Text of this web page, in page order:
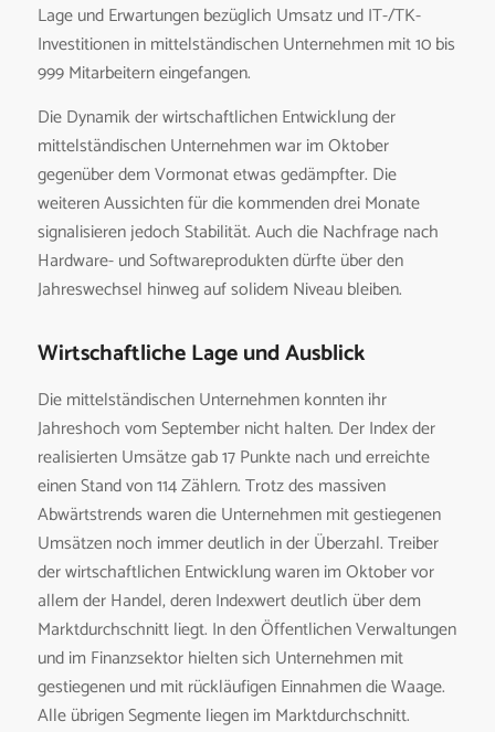
Lage und Erwartungen bezüglich Umsatz und IT-/TK-
Investitionen in mittelständischen Unternehmen mit 10 bis
999 Mitarbeitern eingefangen.
Die Dynamik der wirtschaftlichen Entwicklung der
mittelständischen Unternehmen war im Oktober
gegenüber dem Vormonat etwas gedämpfter. Die
weiteren Aussichten für die kommenden drei Monate
signalisieren jedoch Stabilität. Auch die Nachfrage nach
Hardware- und Softwareprodukten dürfte über den
Jahreswechsel hinweg auf solidem Niveau bleiben.
Wirtschaftliche Lage und Ausblick
Die mittelständischen Unternehmen konnten ihr
Jahreshoch vom September nicht halten. Der Index der
realisierten Umsätze gab 17 Punkte nach und erreichte
einen Stand von 114 Zählern. Trotz des massiven
Abwärtstrends waren die Unternehmen mit gestiegenen
Umsätzen noch immer deutlich in der Überzahl. Treiber
der wirtschaftlichen Entwicklung waren im Oktober vor
allem der Handel, deren Indexwert deutlich über dem
Marktdurchschnitt liegt. In den Öffentlichen Verwaltungen
und im Finanzsektor hielten sich Unternehmen mit
gestiegenen und mit rückläufigen Einnahmen die Waage.
Alle übrigen Segmente liegen im Marktdurchschnitt.